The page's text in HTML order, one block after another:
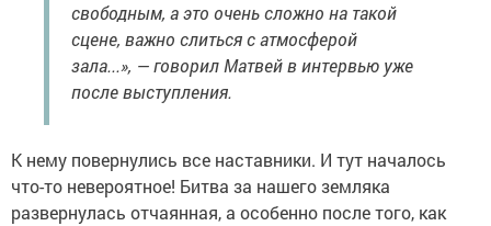
свободным, а это очень сложно на такой
сцене, важно слиться с атмосферой
зала...», — говорил Матвей в интервью уже
после выступления.
К нему повернулись все наставники. И тут началось
что-то невероятное! Битва за нашего земляка
развернулась отчаянная, а особенно после того, как